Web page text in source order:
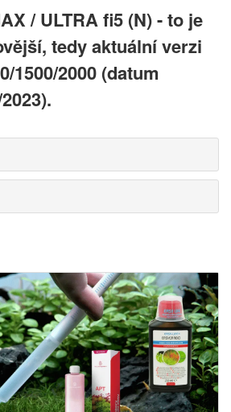
/ ULTRA fi5 (N) - to je
tedy aktuální verzi
1500/2000 (datum